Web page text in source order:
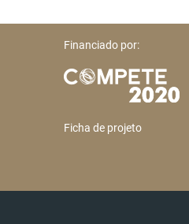
Financiado por:
Ficha de projeto